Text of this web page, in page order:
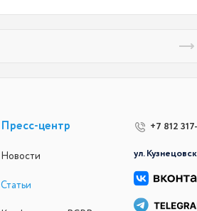
Пресс-центр
Новости
Статьи
+7 812
ул.